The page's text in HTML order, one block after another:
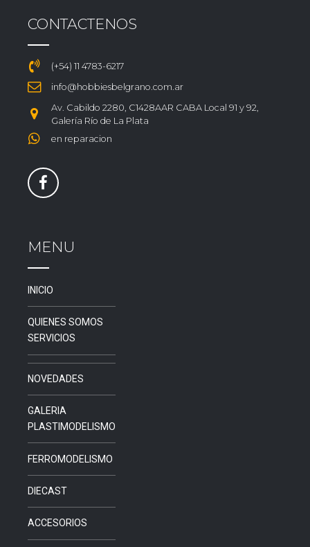
CONTACTENOS
(+54) 11 4783-6217
info@hobbiesbelgrano.com.ar
Av. Cabildo 2280, C1428AAR CABA Local 91 y 92,
Galería Río de La Plata
en reparacion
MENU
INICIO
QUIENES SOMOS
SERVICIOS
NOVEDADES
GALERIA
PLASTIMODELISMO
FERROMODELISMO
DIECAST
ACCESORIOS